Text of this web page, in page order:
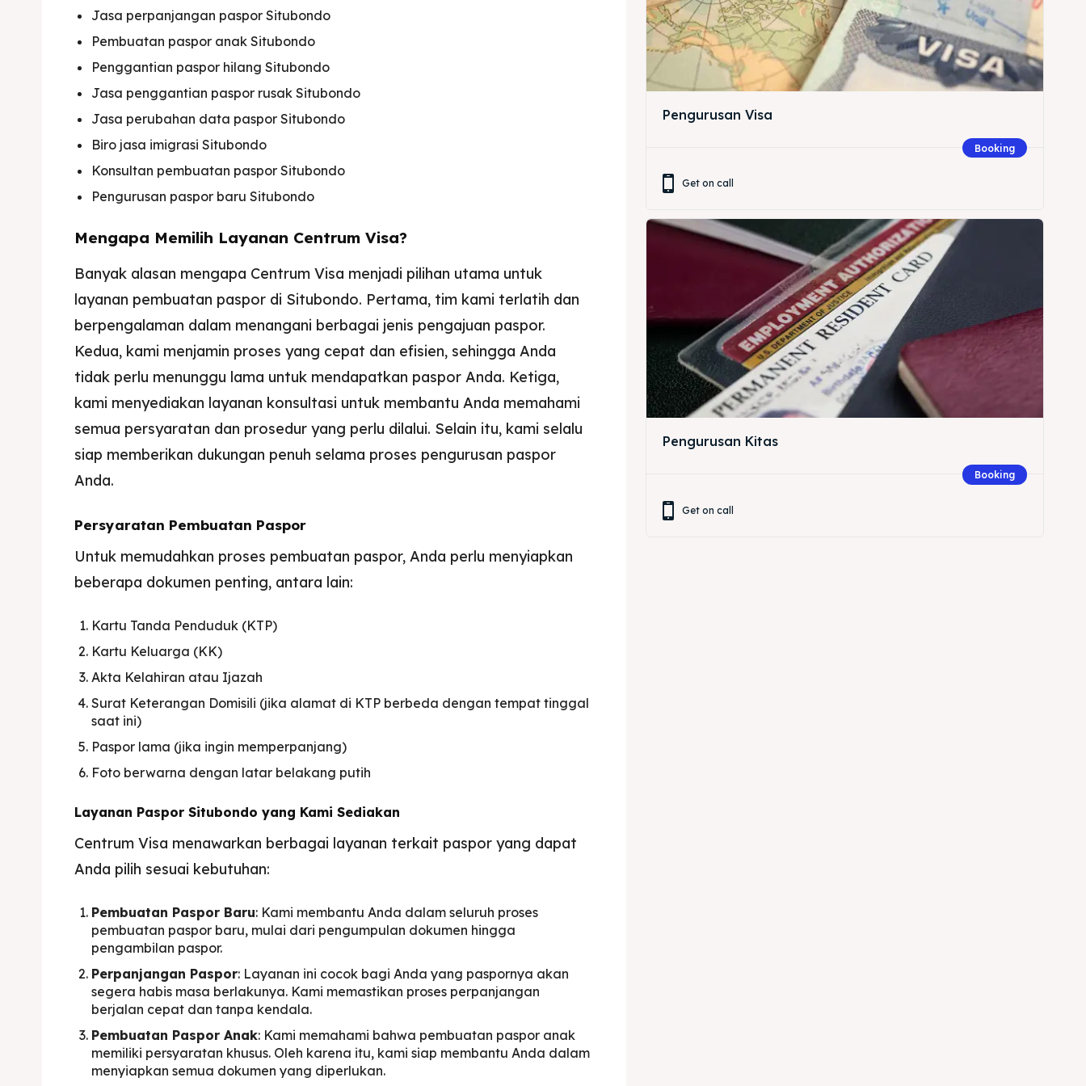
Imta
Apostille
Penerjemah
Asuransi
Blog
Imta
Apostille
Penerjemah
Asuransi
Blog
Jasa perpanjangan paspor Situbondo
Pembuatan paspor anak Situbondo
Penggantian paspor hilang Situbondo
Jasa penggantian paspor rusak Situbondo
Jasa perubahan data paspor Situbondo
Biro jasa imigrasi Situbondo
Konsultan pembuatan paspor Situbondo
Pengurusan paspor baru Situbondo
Mengapa Memilih Layanan Centrum Visa?
Banyak alasan mengapa Centrum Visa menjadi pilihan utama untuk
layanan pembuatan paspor di Situbondo. Pertama, tim kami terlatih dan
berpengalaman dalam menangani berbagai jenis pengajuan paspor.
Kedua, kami menjamin proses yang cepat dan efisien, sehingga Anda
tidak perlu menunggu lama untuk mendapatkan paspor Anda. Ketiga,
kami menyediakan layanan konsultasi untuk membantu Anda memahami
semua persyaratan dan prosedur yang perlu dilalui. Selain itu, kami selalu
siap memberikan dukungan penuh selama proses pengurusan paspor
Anda.
Persyaratan Pembuatan Paspor
Untuk memudahkan proses pembuatan paspor, Anda perlu menyiapkan
beberapa dokumen penting, antara lain:
Kartu Tanda Penduduk (KTP)
Kartu Keluarga (KK)
Akta Kelahiran atau Ijazah
Surat Keterangan Domisili (jika alamat di KTP berbeda dengan tempat tinggal
saat ini)
Paspor lama (jika ingin memperpanjang)
Foto berwarna dengan latar belakang putih
Layanan Paspor Situbondo yang Kami Sediakan
Centrum Visa menawarkan berbagai layanan terkait paspor yang dapat
Anda pilih sesuai kebutuhan:
Pembuatan Paspor Baru: Kami membantu Anda dalam seluruh proses
pembuatan paspor baru, mulai dari pengumpulan dokumen hingga
pengambilan paspor.
Perpanjangan Paspor: Layanan ini cocok bagi Anda yang paspornya akan
segera habis masa berlakunya. Kami memastikan proses perpanjangan
berjalan cepat dan tanpa kendala.
Pembuatan Paspor Anak: Kami memahami bahwa pembuatan paspor anak
memiliki persyaratan khusus. Oleh karena itu, kami siap membantu Anda dalam
menyiapkan semua dokumen yang diperlukan.
Pengurusan Visa
Booking
Get on call
Pengurusan Kitas
Booking
Get on call